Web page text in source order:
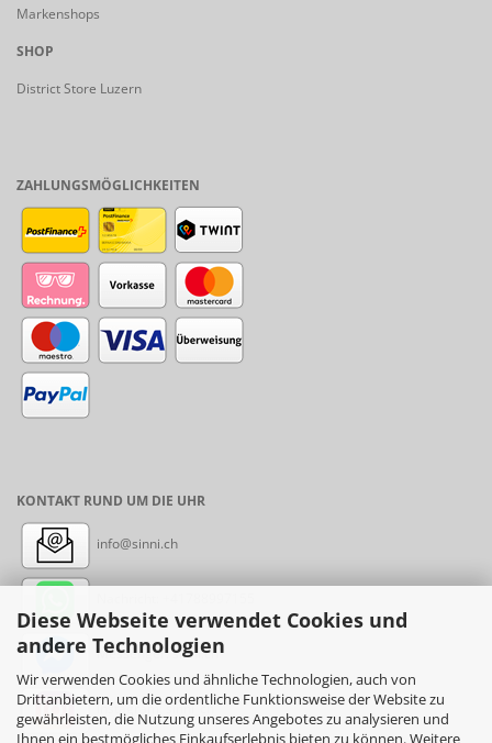
Diese Webseite verwendet Cookies und
andere Technologien
Wir verwenden Cookies und ähnliche Technologien, auch von
Drittanbietern, um die ordentliche Funktionsweise der Website zu
gewährleisten, die Nutzung unseres Angebotes zu analysieren und
Ihnen ein bestmögliches Einkaufserlebnis bieten zu können. Weitere
Markenshops
SHOP
District Store Luzern
ZAHLUNGSMÖGLICHKEITEN
KONTAKT RUND UM DIE UHR
info@sinni.ch
Messenger: sinni.ch
Instagram: sinni_ch